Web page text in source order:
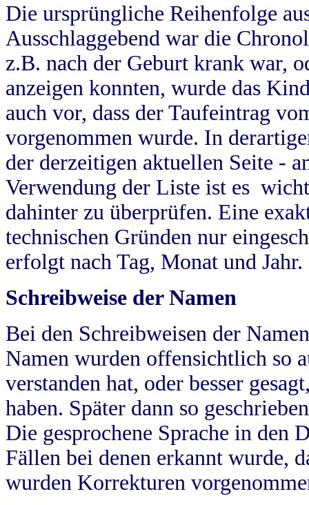
Die ursprüngliche Reihenfolge
Ausschlaggebend war die
z.B. nach der Geburt krank war,
anzeigen konnten, wurde das
auch vor, dass der Taufeintrag
vorgenommen wurde. In
der derzeitigen aktuellen Seite -
Verwendung der Liste ist es
dahinter zu überprüfen. Eine
technischen Gründen nur
erfolgt nach Tag, Monat und Jahr.
Schreibweise der Namen
Bei den Schreibweisen der
Namen wurden offensichtlich so
verstanden hat, oder besser
haben. Später dann so
Die gesprochene Sprache in
Fällen bei denen erkannt wurde,
wurden Korrekturen